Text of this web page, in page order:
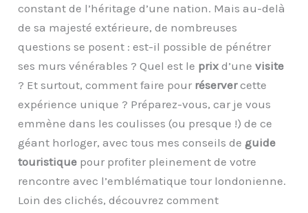
constant de l’héritage d’une nation. Mais au-delà
de sa majesté extérieure, de nombreuses
questions se posent : est-il possible de pénétrer
ses murs vénérables ? Quel est le prix d’unevisite
? Et surtout, comment faire pour réservercette
expérience unique ? Préparez-vous, car je vous
emmène dans les coulisses (ou presque !) de ce
géant horloger, avec tous mes conseils de guide
touristique pour profiter pleinement de votre
rencontre avec l’emblématique tour londonienne.
Loin des clichés, découvrez comment